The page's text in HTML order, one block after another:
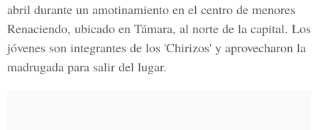
abril durante un amotinamiento en el centro de menores
Renaciendo, ubicado en Támara, al norte de la capital. Los
jóvenes son integrantes de los 'Chirizos' y aprovecharon la
madrugada para salir del lugar.